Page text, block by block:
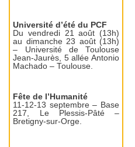
Université d’été du PCF
Du vendredi 21 août (13h)
au dimanche 23 août (13h)
– Université de Toulouse
Jean-Jaurès, 5 allée Antonio
Machado – Toulouse.
Fête de l’Humanité
11-12-13 septembre – Base
217, Le Plessis-Pâté –
Bretigny-sur-Orge.